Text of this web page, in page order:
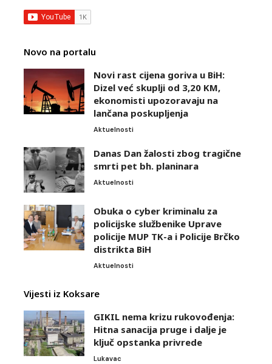
Novo na portalu
Novi rast cijena goriva u BiH:
Dizel već skuplji od 3,20 KM,
ekonomisti upozoravaju na
lančana poskupljenja
Aktuelnosti
Danas Dan žalosti zbog tragične
smrti pet bh. planinara
Aktuelnosti
Obuka o cyber kriminalu za
policijske službenike Uprave
policije MUP TK-a i Policije Brčko
distrikta BiH
Aktuelnosti
Vijesti iz Koksare
GIKIL nema krizu rukovođenja:
Hitna sanacija pruge i dalje je
ključ opstanka privrede
Lukavac